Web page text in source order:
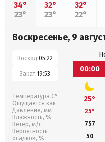
34°
23°
32°
23°
32°
22°
Воскресенье, 9
Восход:05:22
Закат:19:53
Температура С°
Ощущается как
Давление, мм
Влажность, %
Ветер, м/с
Вероятность
осадков, %
00:00
25°
25°
757
50